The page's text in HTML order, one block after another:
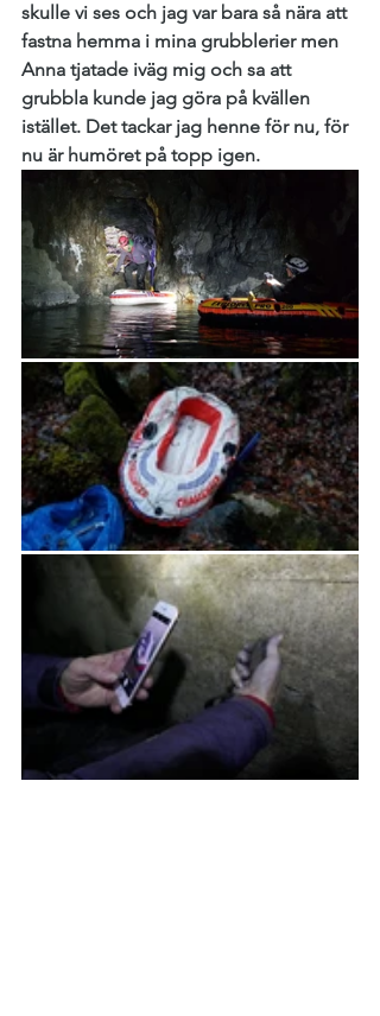
skulle vi ses och jag var bara så nära att
fastna hemma i mina grubblerier men
Anna tjatade iväg mig och sa att
grubbla kunde jag göra på kvällen
istället. Det tackar jag henne för nu, för
nu är humöret på topp igen.